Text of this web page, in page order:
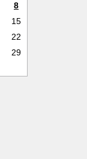
8
15
22
29